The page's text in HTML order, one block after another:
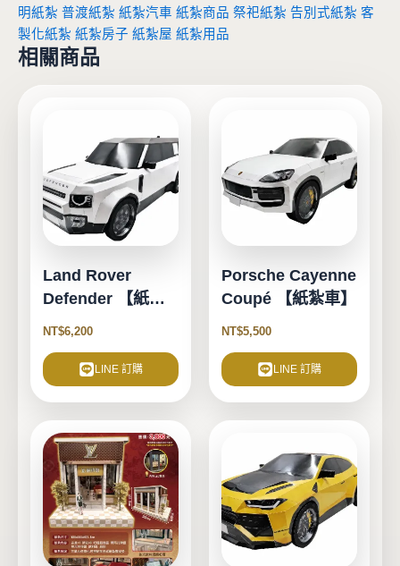
明紙紮 普渡紙紮 紙紮汽車 紙紮商品 祭祀紙紮 告別式紙紮 客
製化紙紮 紙紮房子 紙紮屋 紙紮用品
相關商品
Land Rover
Defender 【紙紮
車】
NT$6,200
LINE 訂購
Porsche Cayenne
Coupé 【紙紮車】
NT$5,500
LINE 訂購